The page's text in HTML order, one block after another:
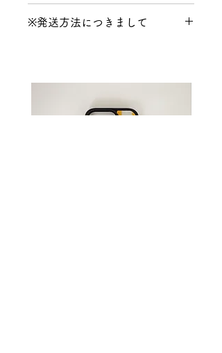
ポスト : チタン
※発送方法につきまして
(沖縄県はゆうパック)】での発送
をお選びください。
送料について詳しくはコチラ